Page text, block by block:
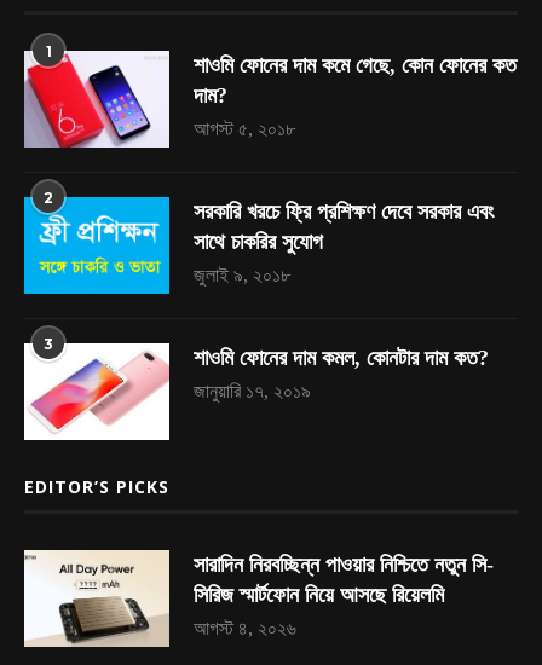
1
শাওমি ফোনের দাম কমে গেছে, কোন ফোনের কত
দাম?
আগস্ট ৫, ২০১৮
2
সরকারি খরচে ফ্রি প্রশিক্ষণ দেবে সরকার এবং
সাথে চাকরির সুযোগ
জুলাই ৯, ২০১৮
3
শাওমি ফোনের দাম কমল, কোনটার দাম কত?
জানুয়ারি ১৭, ২০১৯
EDITOR’S PICKS
সারাদিন নিরবচ্ছিন্ন পাওয়ার নিশ্চিতে নতুন সি-
সিরিজ স্মার্টফোন নিয়ে আসছে রিয়েলমি
আগস্ট ৪, ২০২৬